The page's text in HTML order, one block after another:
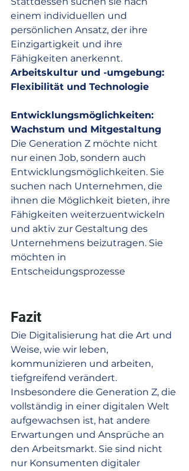
einem individuellen und
persönlichen Ansatz, der ihre
Einzigartigkeit und ihre
Fähigkeiten anerkennt.
Arbeitskultur und -umgebung:
Flexibilität und Technologie
Entwicklungsmöglichkeiten:
Wachstum und Mitgestaltung
Die Generation Z möchte nicht
nur einen Job, sondern auch
Entwicklungsmöglichkeiten. Sie
suchen nach Unternehmen, die
ihnen die Möglichkeit bieten, ihre
Fähigkeiten weiterzuentwickeln
und aktiv zur Gestaltung des
Unternehmens beizutragen. Sie
möchten in
Entscheidungsprozesse
Fazit
Die Digitalisierung hat die Art und
Weise, wie wir leben,
kommunizieren und arbeiten,
tiefgreifend verändert.
Insbesondere die Generation Z, die
vollständig in einer digitalen Welt
aufgewachsen ist, hat andere
Erwartungen und Ansprüche an
den Arbeitsmarkt. Sie sind nicht
nur Konsumenten digitaler